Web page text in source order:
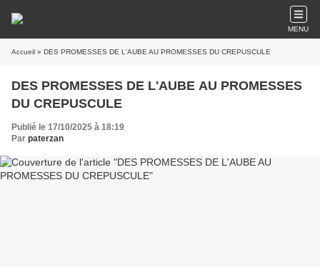
MENU
Accueil » DES PROMESSES DE L'AUBE AU PROMESSES DU CREPUSCULE
DES PROMESSES DE L'AUBE AU PROMESSES
DU CREPUSCULE
Publié le 17/10/2025 à 18:19
Par paterzan